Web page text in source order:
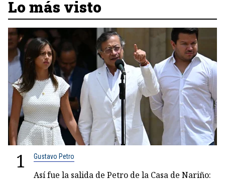
Lo más visto
1 Gustavo Petro
Así fue la salida de Petro de la Casa de Nariño: